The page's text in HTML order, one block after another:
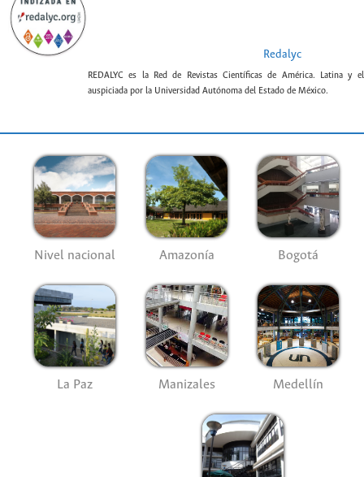
Redalyc
REDALYC es la Red de Revistas Científicas de América. Latina y
auspiciada por la Universidad Autónoma del Estado de México.
Nivel nacional Amazonía Bogotá
La Paz Manizales Medellín